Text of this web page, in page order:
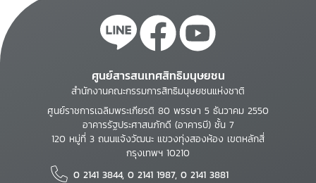
ศูนย์สารสนเทศสิทธิมนุษยชน
สำนักงานคณะกรรมการสิทธิมนุษยชนแห่งชาติ
ศูนย์ราชการเฉลิมพระเกียรติ 80 พรรษา 5 ธันวาคม 2550
อาคารรัฐประศาสนภักดี (อาคารบี) ชั้น 7
120 หมู่ที่ 3 ถนนแจ้งวัฒนะ แขวงทุ่งสองห้อง เขตหลักสี่
กรุงเทพฯ 10210
0 2141 3844, 0 2141 1987, 0 2141 3881